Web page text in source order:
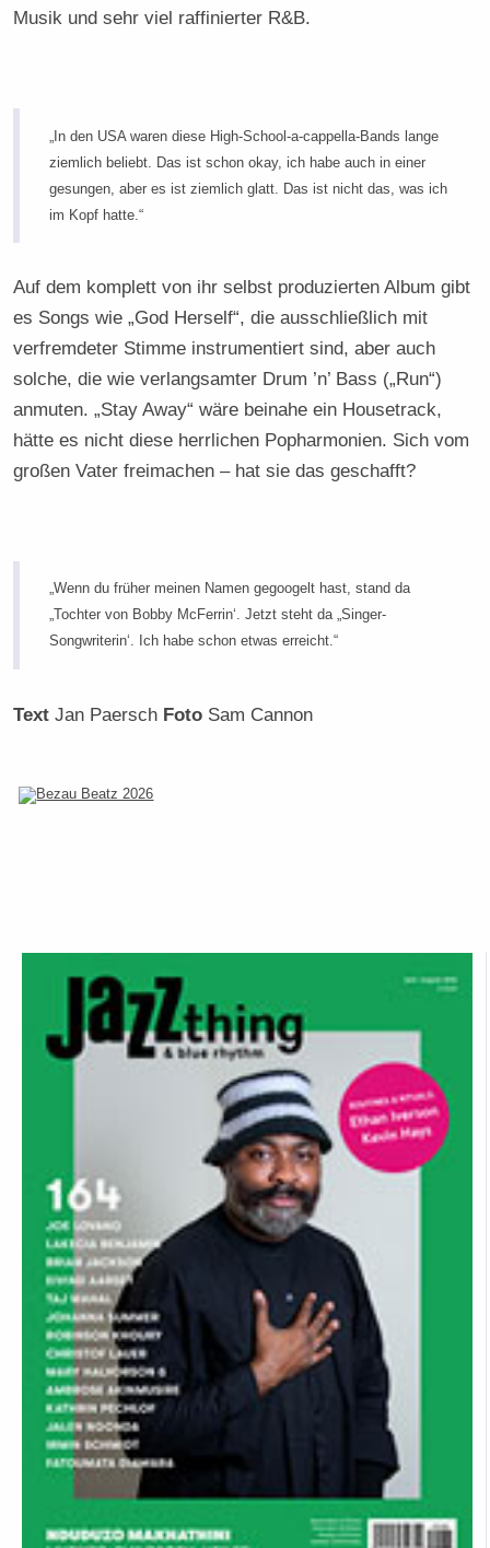
Musik und sehr viel raffinierter R&B.
„In den USA waren diese High-School-a-cappella-Bands lange
ziemlich beliebt. Das ist schon okay, ich habe auch in einer
gesungen, aber es ist ziemlich glatt. Das ist nicht das, was ich
im Kopf hatte.“
Auf dem komplett von ihr selbst produzierten Album gibt
es Songs wie „God Herself“, die ausschließlich mit
verfremdeter Stimme instrumentiert sind, aber auch
solche, die wie verlangsamter Drum ’n’ Bass („Run“)
anmuten. „Stay Away“ wäre beinahe ein Housetrack,
hätte es nicht diese herrlichen Popharmonien. Sich vom
großen Vater freimachen – hat sie das geschafft?
„Wenn du früher meinen Namen gegoogelt hast, stand da
„Tochter von Bobby McFerrin‘. Jetzt steht da „Singer-
Songwriterin‘. Ich habe schon etwas erreicht.“
Text Jan Paersch Foto Sam Cannon